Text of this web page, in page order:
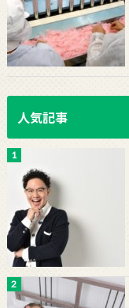
人気記事